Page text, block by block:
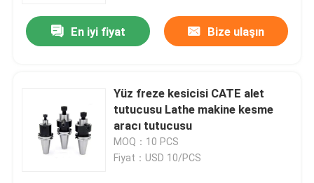
En iyi fiyat Bize ulaşın
Yüz freze kesicisi CATE alet
tutucusu Lathe makine kesme
aracı tutucusu
MOQ：10 PCS
Fiyat：USD 10/PCS